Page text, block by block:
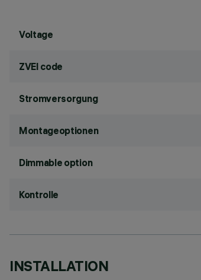
Voltage
ZVEI code
Stromversorgung
Montageoptionen
Dimmable option
Kontrolle
INSTALLATION